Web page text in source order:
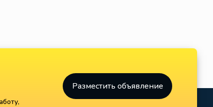
Разместить объявление